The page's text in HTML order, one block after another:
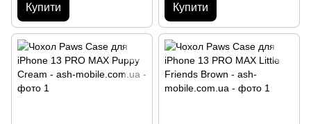
Купити Купити